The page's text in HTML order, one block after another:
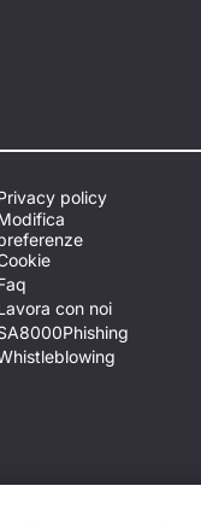
policy
con noi
Phishing